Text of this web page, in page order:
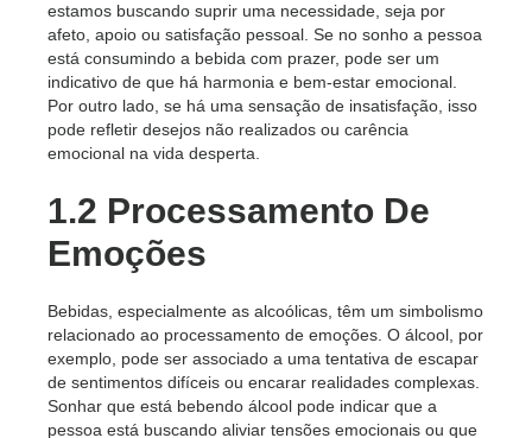
estamos buscando suprir uma necessidade, seja por
afeto, apoio ou satisfação pessoal. Se no sonho a pessoa
está consumindo a bebida com prazer, pode ser um
indicativo de que há harmonia e bem-estar emocional.
Por outro lado, se há uma sensação de insatisfação, isso
pode refletir desejos não realizados ou carência
emocional na vida desperta.
1.2 Processamento De
Emoções
Bebidas, especialmente as alcoólicas, têm um simbolismo
relacionado ao processamento de emoções. O álcool, por
exemplo, pode ser associado a uma tentativa de escapar
de sentimentos difíceis ou encarar realidades complexas.
Sonhar que está bebendo álcool pode indicar que a
pessoa está buscando aliviar tensões emocionais ou que